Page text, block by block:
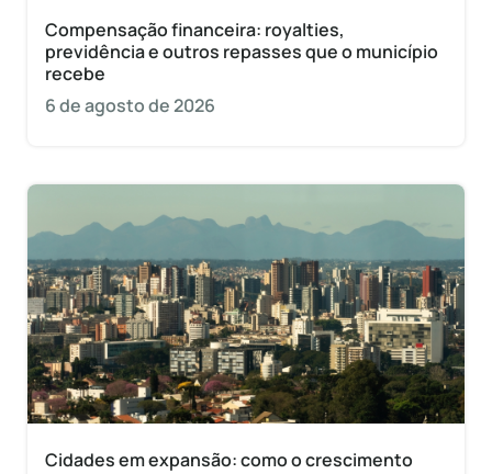
Compensação financeira: royalties,
previdência e outros repasses que o município
recebe
6 de agosto de 2026
Cidades em expansão: como o crescimento